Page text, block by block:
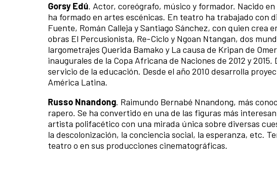
Gorsy Edú. Actor, coreógrafo, músico y formador. Nacido
ha formado en artes escénicas. En teatro ha trabajado con
Fuente, Román Calleja y Santiago Sánchez, con quien crea
obras El Percusionista, Re-Ciclo y Ngoan Ntangan, dos
largometrajes Querida Bamako y La causa de Kripan de
inaugurales de la Copa Africana de Naciones de 2012 y
servicio de la educación. Desde el año 2010 desarrolla
América Latina.
Russo Nnandong. Raimundo Bernabé Nnandong, más
rapero. Se ha convertido en una de las figuras más
artista polifacético con una mirada única sobre diversas
la descolonización, la conciencia social, la esperanza, etc.
teatro o en sus producciones cinematográficas.